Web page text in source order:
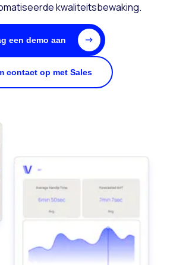
kwaliteitsbewaking.
een demo aan
contact op met Sales